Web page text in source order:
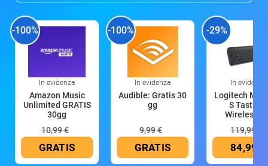
-100%
In evidenza
Amazon Music
Unlimited GRATIS
30gg
10,99 €
GRATIS
-100%
In evidenza
Audible: Gratis 30
gg
9,99 €
GRATIS
-29%
In evidenza
Logitech MX
S Tastiera
Wireless
119,99 €
84,99 €